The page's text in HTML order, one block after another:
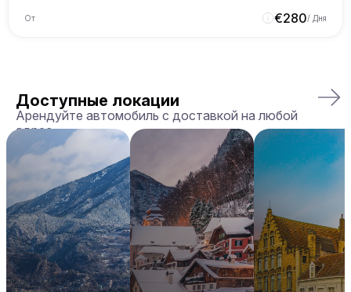
От €280/ Дня
Доступные локации
Арендуйте автомобиль с доставкой на любой
адрес